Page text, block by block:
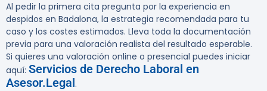
Al pedir la primera cita pregunta por la experiencia en
despidos en Badalona, la estrategia recomendada para tu
caso y los costes estimados. Lleva toda la documentación
previa para una valoración realista del resultado esperable.
Si quieres una valoración online o presencial puedes iniciar
aquí: Servicios de Derecho Laboral en
Asesor.Legal.